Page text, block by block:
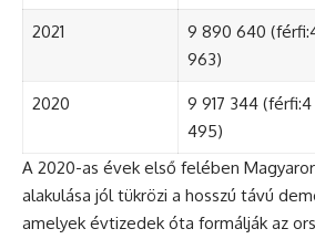
2021
9 890 640 (férfi:4
963)
2020
9 917 344
495)
A 2020-as évek első felében
alakulása jól tükrözi a hosszú távú
amelyek évtizedek óta formálják az